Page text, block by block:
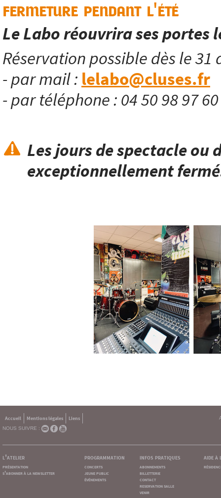
fermeture pendant l'été
Le Labo réouvrira ses portes
Réservation possible dès le 31
- par mail : lelabo@cluses.fr
- par téléphone : 04 50 98 97
Les jours de spectacle ou
exceptionnellement
Accueil Mentions légales
Liens
NOUS SUIVRE :
l'atelier
présentation
s'abonner à la newsletter
programmation
concerts
jeune public
événements
infos pratiques
abonnements
billetterie
contact
reservation salle
venir
aide